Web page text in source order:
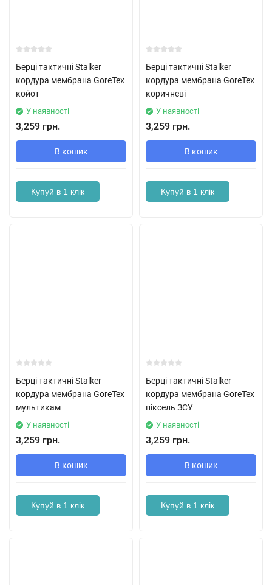
Берці тактичні Stalker
кордура мембрана GoreTex
койот
У наявності
3,259 грн.
В кошик
Купуй в 1 клік
Берці тактичні Stalker
кордура мембрана GoreTex
коричневі
У наявності
3,259 грн.
В кошик
Купуй в 1 клік
Берці тактичні Stalker
кордура мембрана GoreTex
мультикам
У наявності
3,259 грн.
В кошик
Купуй в 1 клік
Берці тактичні Stalker
кордура мембрана GoreTex
піксель ЗСУ
У наявності
3,259 грн.
В кошик
Купуй в 1 клік